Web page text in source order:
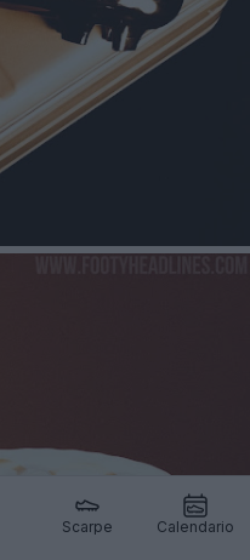
Scarpe Calendario